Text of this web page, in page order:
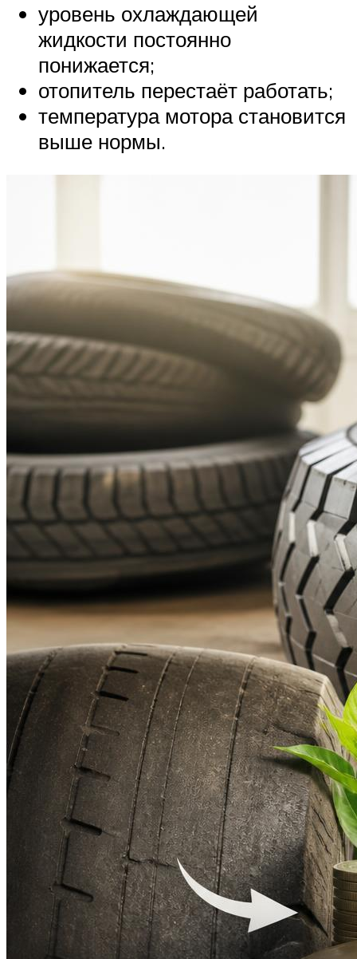
уровень охлаждающей
жидкости постоянно
понижается;
отопитель перестаёт работать;
температура мотора становится
выше нормы.